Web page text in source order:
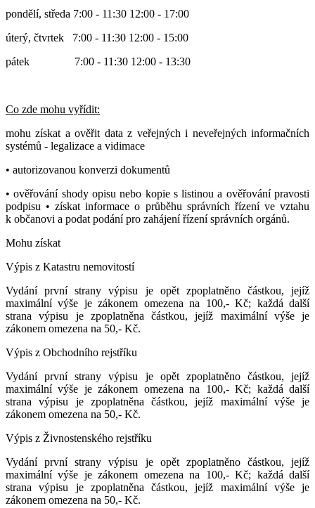
pondělí, středa 7:00 - 11:30 12:00 - 17:00
úterý, čtvrtek 7:00 - 11:30 12:00 - 15:00
pátek 7:00 - 11:30 12:00 - 13:30
Co zde mohu vyřídit:
mohu získat a ověřit data z veřejných i neveřejných informačních
systémů - legalizace a vidimace
• autorizovanou konverzi dokumentů
• ověřování shody opisu nebo kopie s listinou a ověřování pravosti
podpisu • získat informace o průběhu správních řízení ve vztahu
k občanovi a podat podání pro zahájení řízení správních orgánů.
Mohu získat
Výpis z Katastru nemovitostí
Vydání první strany výpisu je opět zpoplatněno částkou, jejíž
maximální výše je zákonem omezena na 100,- Kč; každá další
strana výpisu je zpoplatněna částkou, jejíž maximální výše je
zákonem omezena na 50,- Kč.
Výpis z Obchodního rejstříku
Vydání první strany výpisu je opět zpoplatněno částkou, jejíž
maximální výše je zákonem omezena na 100,- Kč; každá další
strana výpisu je zpoplatněna částkou, jejíž maximální výše je
zákonem omezena na 50,- Kč.
Výpis z Živnostenského rejstříku
Vydání první strany výpisu je opět zpoplatněno částkou, jejíž
maximální výše je zákonem omezena na 100,- Kč; každá další
strana výpisu je zpoplatněna částkou, jejíž maximální výše je
zákonem omezena na 50,- Kč.